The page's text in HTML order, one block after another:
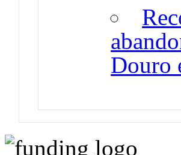
Douro